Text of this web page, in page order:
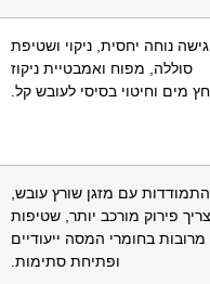
גישה נוחה יחסית, ניקוי ושטיפת
סוללה, מפוח ואמבטיית ניקוז
מים וחיטוי בסיסי לעובש קל.
התמודדות עם מזגן שורץ עובש,
פירוק מורכב יותר, שטיפות
מרובות בחומרי המסה ייעודיים
ופתיחת סתימות.